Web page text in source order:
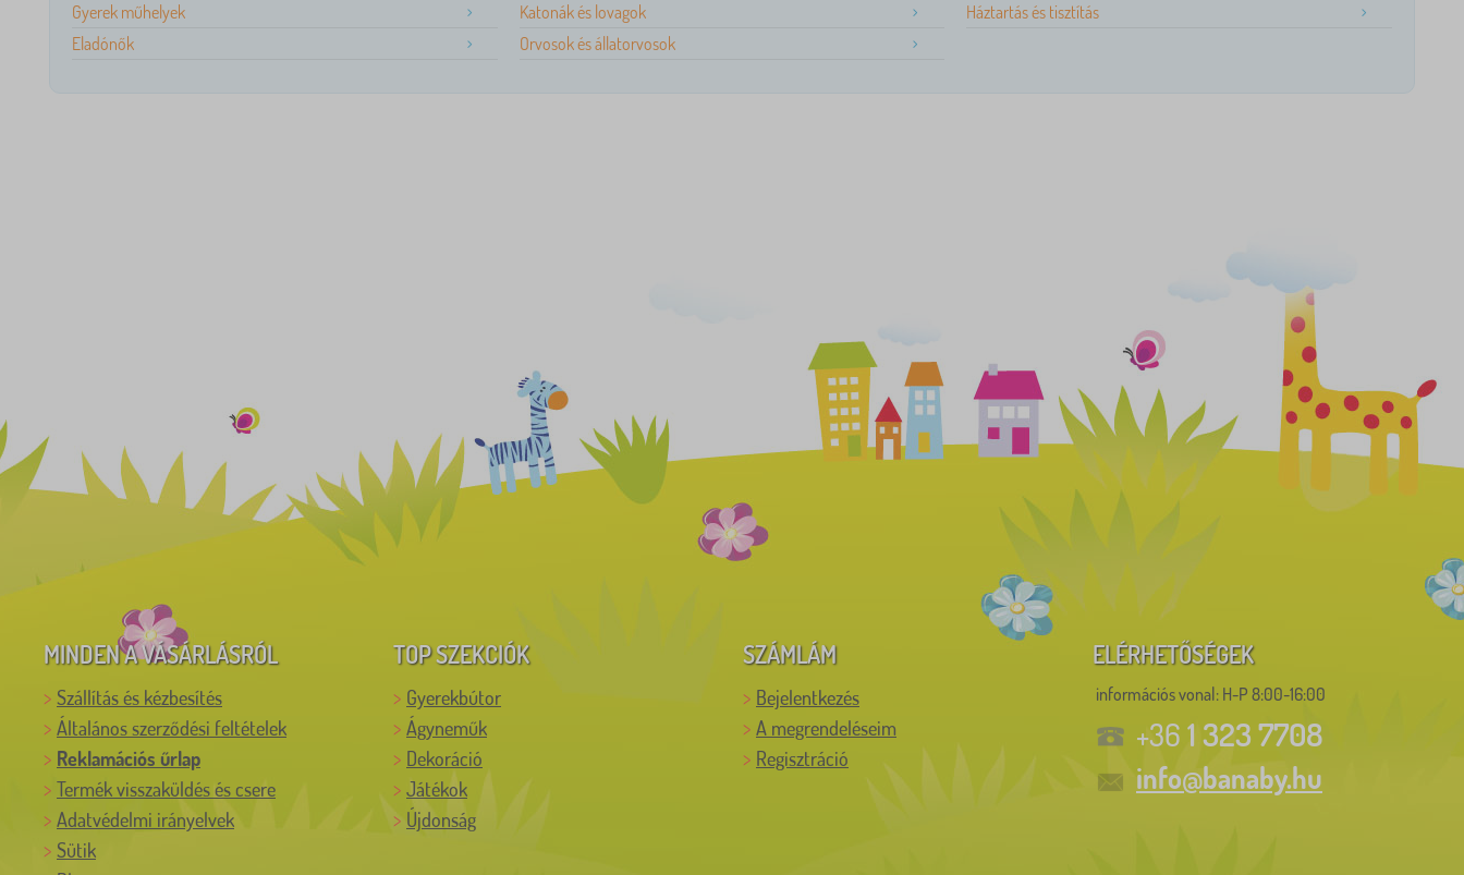
Gyerek műhelyek
Eladónők
Katonák és lovagok
Orvosok és állatorvosok
Háztartás és tisztítás
MINDEN A VÁSÁRLÁSRÓL
Szállítás és kézbesítés
Általános szerződési feltételek
Reklamációs űrlap
Termék visszaküldés és csere
Adatvédelmi irányelvek
Sütik
TOP SZEKCIÓK
Gyerekbútor
Ágyneműk
Dekoráció
Játékok
Újdonság
SZÁMLÁM
Bejelentkezés
A megrendeléseim
Regisztráció
ELÉRHETŐSÉGEK
információs vonal: H-P 8:00-16:00
+361 323 7708
info@banaby.hu